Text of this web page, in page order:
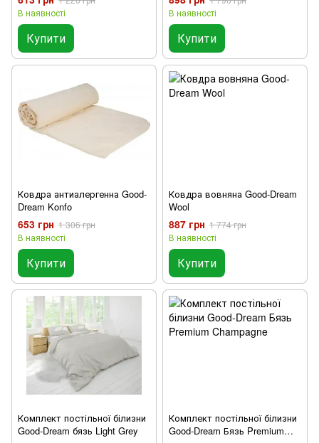
В наявності
Купити
В наявності
Купити
Ковдра антиалергенна Good-
Dream Konfo
653 грн 1 306 грн
В наявності
Купити
Ковдра вовняна Good-Dream
Wool
887 грн 1 774 грн
В наявності
Купити
Комплект постільної білизни
Good-Dream бязь Light Grey
Комплект постільної білизни
Good-Dream Бязь Premium